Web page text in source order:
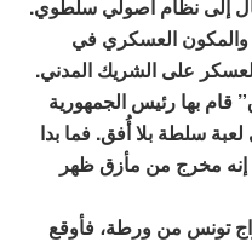
إلى نظام أصولي سلطوي.
والمكون العسكري في
العسكر على الشريك المدني.
بها رئيس الجمهورية
سلطة بلا أُفق. فما بدا
إنه مخرج من مأزق ظهر
تونس من ورطة، فأوقع